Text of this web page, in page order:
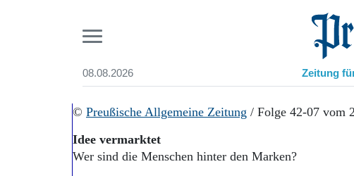
08.08.2026 Zeitung
Start
Aktuelle Ausgabe
Abonnenten-Login
Suchen und finden
© Preußische Allgemeine Zeitung / Folge 42-07 vom
Idee vermarktet
Wer sind die Menschen hinter den Marken?